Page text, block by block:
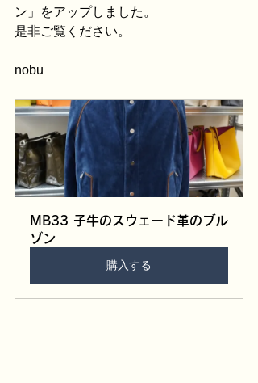
ン」をアップしました。
是非ご覧ください。
nobu
MB33 子牛のスウェード革のブル
ゾン
購入する